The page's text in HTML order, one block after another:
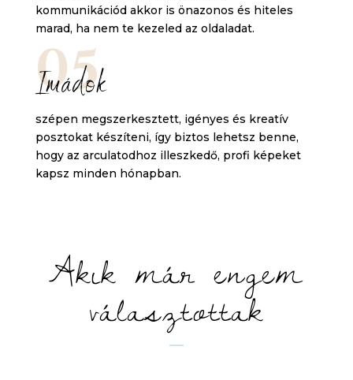
kommunikációd akkor is önazonos és hiteles
marad, ha nem te kezeled az oldaladat.
05
Imádok
szépen megszerkesztett, igényes és kreatív
posztokat készíteni, így biztos lehetsz benne,
hogy az arculatodhoz illeszkedő, profi képeket
kapsz minden hónapban.
Akik már engem
választottak